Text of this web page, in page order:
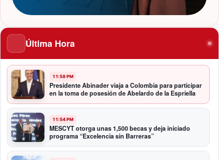
Última Hora
11:58 PM
Presidente Abinader viaja a Colombia para participar
en la toma de posesión de Abelardo de la Espriella
11:54 PM
MESCYT otorga unas 1,500 becas y deja iniciado
programa “Excelencia sin Barreras”